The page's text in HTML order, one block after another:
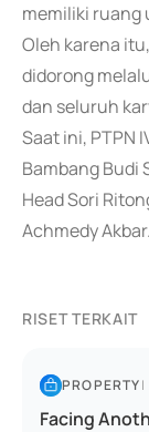
memiliki ruang
Oleh karena
didorong
dan seluruh
Saat ini, PTPN
Bambang Budi
Head Sori
Achmedy
RISET TERKAIT
PROPERTY|
Facing